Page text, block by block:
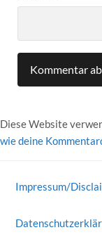
Diese Website
wie deine
Impressum/